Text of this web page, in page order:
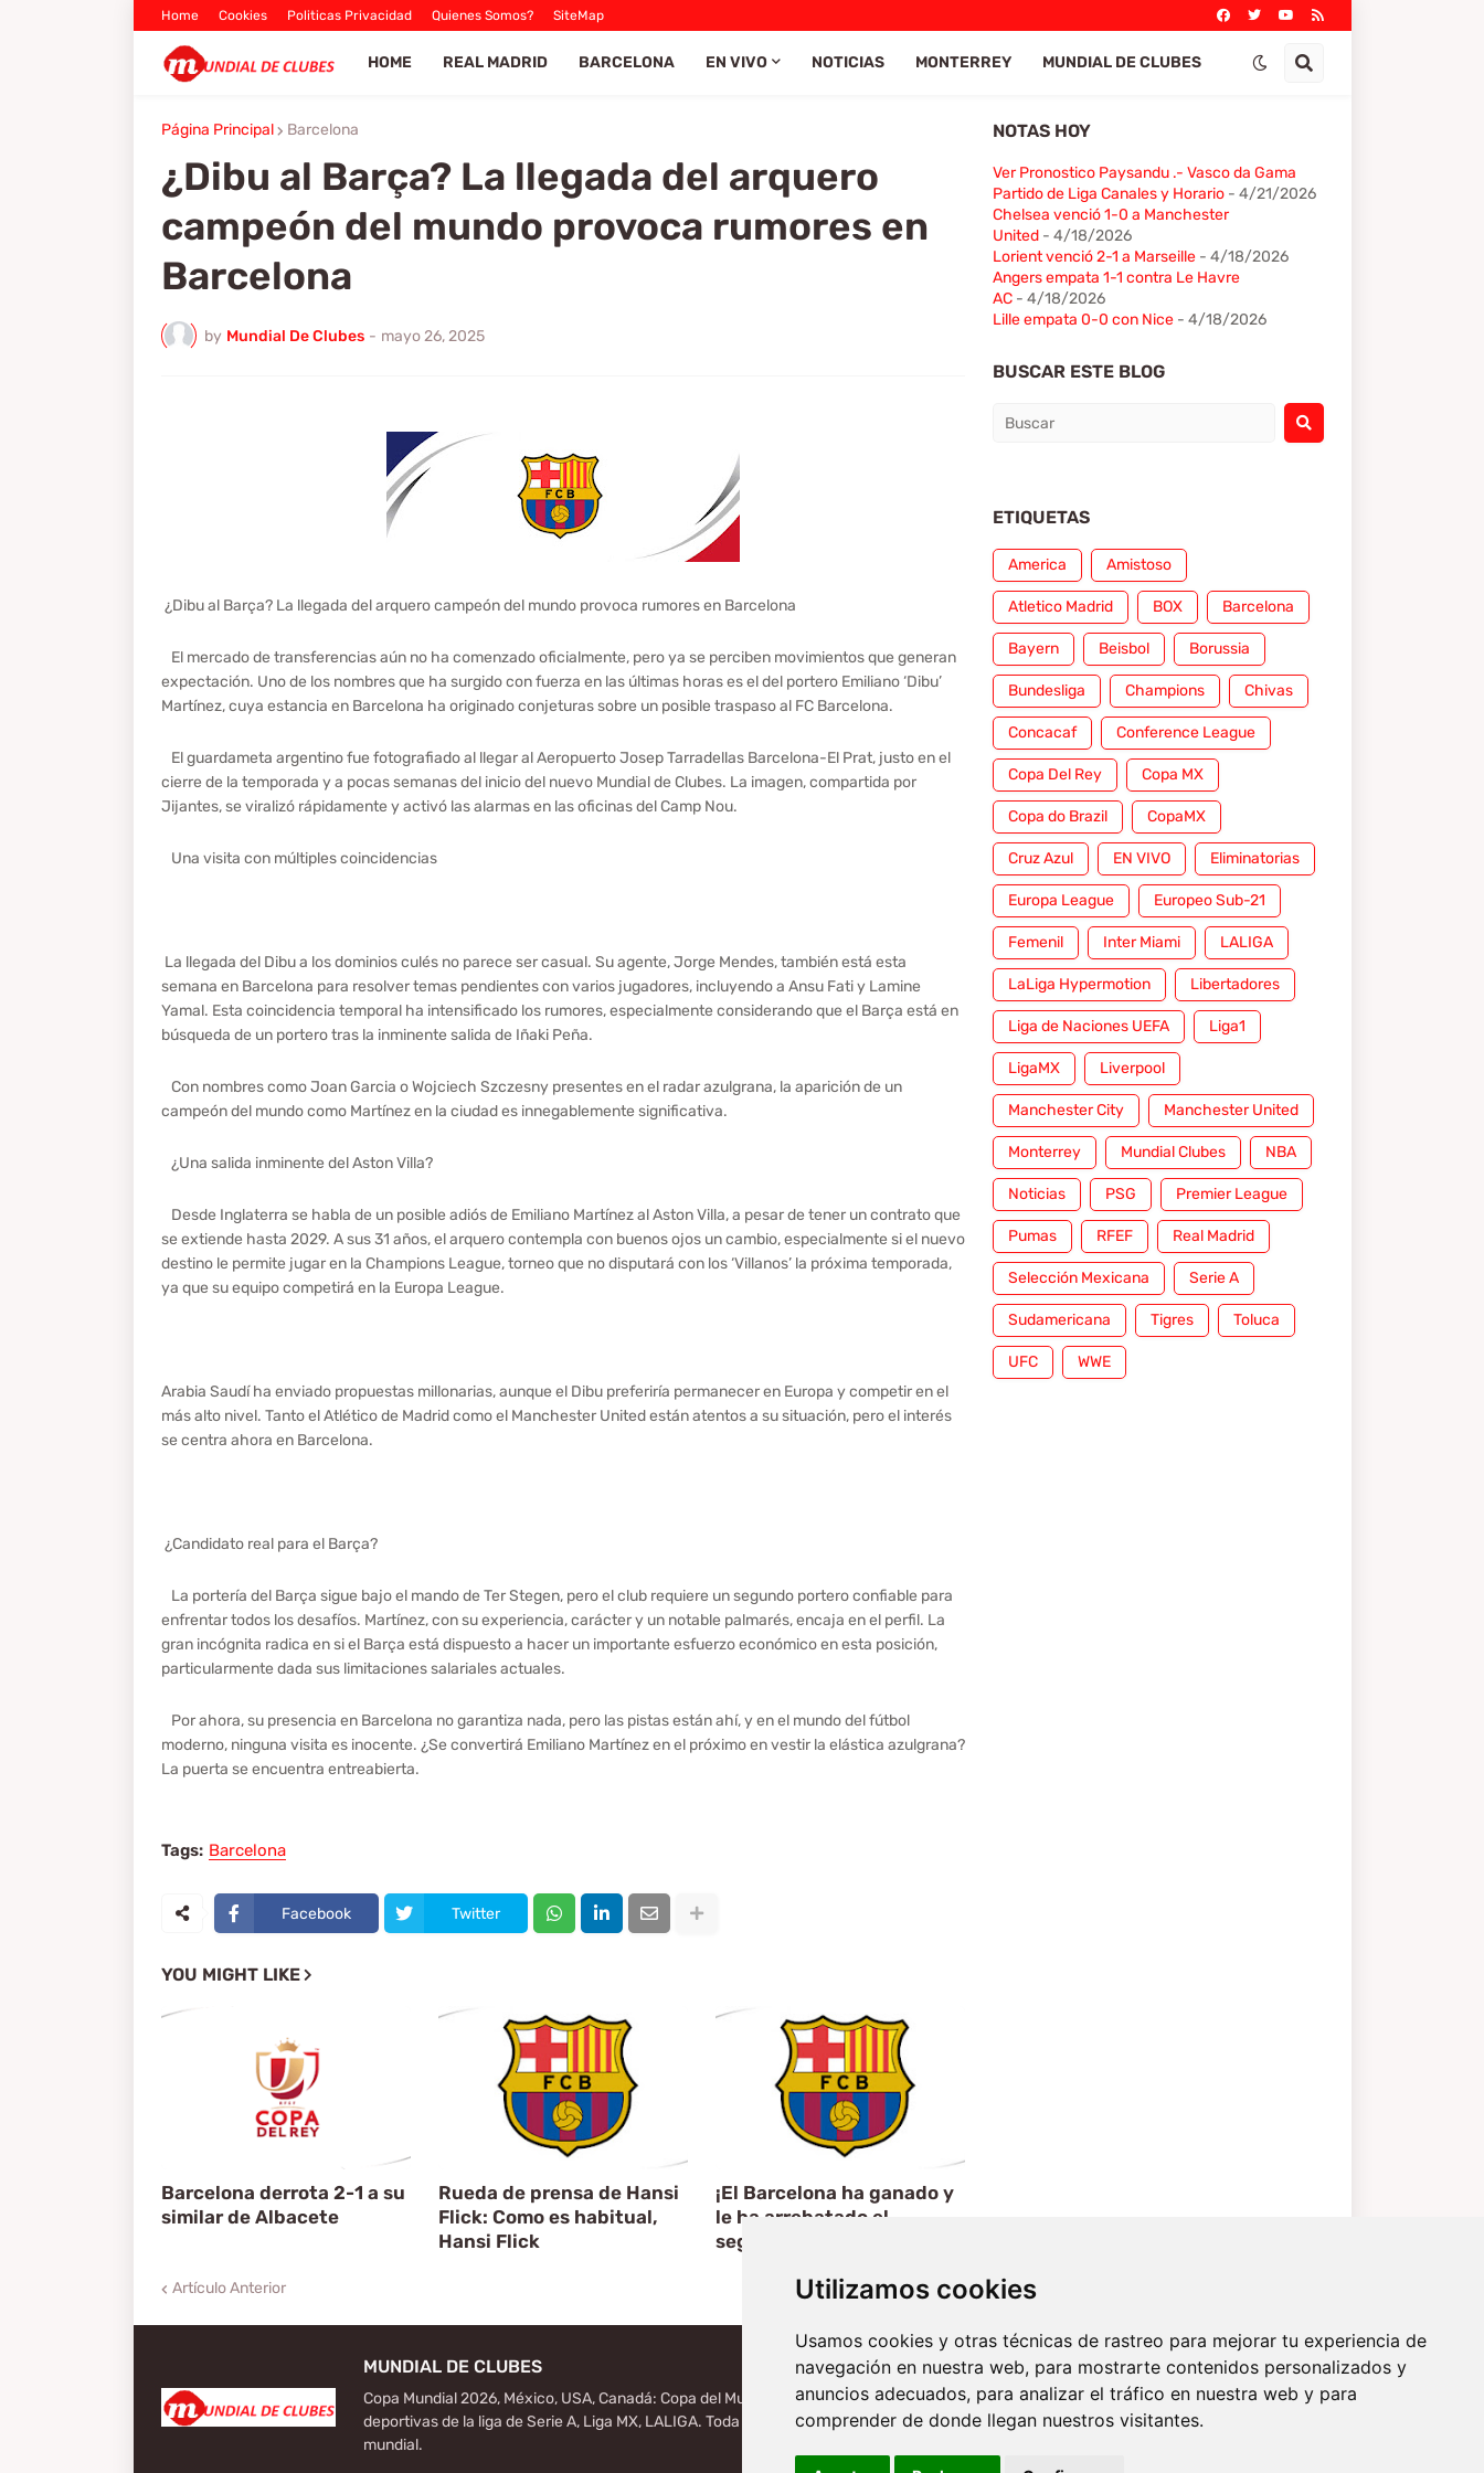
Utilizamos cookies
Usamos cookies y otras técnicas de rastreo para mejorar tu experiencia de
navegación en nuestra web, para mostrarte contenidos personalizados y
anuncios adecuados, para analizar el tráfico en nuestra web y para
comprender de donde llegan nuestros visitantes.
Home Cookies Politicas Privacidad Quienes Somos? SiteMap
HOME REAL MADRID BARCELONA EN VIVO NOTICIAS MONTERREY MUNDIAL DE CLUBES
Página Principal Barcelona
¿Dibu al Barça? La llegada del arquero
campeón del mundo provoca rumores en
Barcelona
by Mundial De Clubes - mayo 26, 2025
¿Dibu al Barça? La llegada del arquero campeón del mundo provoca rumores en Barcelona
El mercado de transferencias aún no ha comenzado oficialmente, pero ya se perciben movimientos que generan
expectación. Uno de los nombres que ha surgido con fuerza en las últimas horas es el del portero Emiliano ‘Dibu’
Martínez, cuya estancia en Barcelona ha originado conjeturas sobre un posible traspaso al FC Barcelona.
El guardameta argentino fue fotografiado al llegar al Aeropuerto Josep Tarradellas Barcelona-El Prat, justo en el
cierre de la temporada y a pocas semanas del inicio del nuevo Mundial de Clubes. La imagen, compartida por
Jijantes, se viralizó rápidamente y activó las alarmas en las oficinas del Camp Nou.
Una visita con múltiples coincidencias
La llegada del Dibu a los dominios culés no parece ser casual. Su agente, Jorge Mendes, también está esta
semana en Barcelona para resolver temas pendientes con varios jugadores, incluyendo a Ansu Fati y Lamine
Yamal. Esta coincidencia temporal ha intensificado los rumores, especialmente considerando que el Barça está en
búsqueda de un portero tras la inminente salida de Iñaki Peña.
Con nombres como Joan Garcia o Wojciech Szczesny presentes en el radar azulgrana, la aparición de un
campeón del mundo como Martínez en la ciudad es innegablemente significativa.
¿Una salida inminente del Aston Villa?
Desde Inglaterra se habla de un posible adiós de Emiliano Martínez al Aston Villa, a pesar de tener un contrato que
se extiende hasta 2029. A sus 31 años, el arquero contempla con buenos ojos un cambio, especialmente si el nuevo
destino le permite jugar en la Champions League, torneo que no disputará con los ‘Villanos’ la próxima temporada,
ya que su equipo competirá en la Europa League.
Arabia Saudí ha enviado propuestas millonarias, aunque el Dibu preferiría permanecer en Europa y competir en el
más alto nivel. Tanto el Atlético de Madrid como el Manchester United están atentos a su situación, pero el interés
se centra ahora en Barcelona.
¿Candidato real para el Barça?
La portería del Barça sigue bajo el mando de Ter Stegen, pero el club requiere un segundo portero confiable para
enfrentar todos los desafíos. Martínez, con su experiencia, carácter y un notable palmarés, encaja en el perfil. La
gran incógnita radica en si el Barça está dispuesto a hacer un importante esfuerzo económico en esta posición,
particularmente dada sus limitaciones salariales actuales.
Por ahora, su presencia en Barcelona no garantiza nada, pero las pistas están ahí, y en el mundo del fútbol
moderno, ninguna visita es inocente. ¿Se convertirá Emiliano Martínez en el próximo en vestir la elástica azulgrana?
La puerta se encuentra entreabierta.
Tags: Barcelona
Facebook Twitter
YOU MIGHT LIKE
Barcelona derrota 2-1 a su
similar de Albacete
Rueda de prensa de Hansi
Flick: Como es habitual,
Hansi Flick
¡El Barcelona ha ganado y
le ha arrebatado el
segundo puesto
Artículo Anterior Artículo Siguiente
NOTAS HOY
Ver Pronostico Paysandu .- Vasco da Gama
Partido de Liga Canales y Horario- 4/21/2026
Chelsea venció 1-0 a Manchester
United- 4/18/2026
Lorient venció 2-1 a Marseille- 4/18/2026
Angers empata 1-1 contra Le Havre
AC- 4/18/2026
Lille empata 0-0 con Nice- 4/18/2026
BUSCAR ESTE BLOG
ETIQUETAS
America Amistoso
Atletico Madrid BOX Barcelona
Bayern Beisbol Borussia
Bundesliga Champions Chivas
Concacaf Conference League
Copa Del Rey Copa MX
Copa do Brazil CopaMX
Cruz Azul EN VIVO Eliminatorias
Europa League Europeo Sub-21
Femenil Inter Miami LALIGA
LaLiga Hypermotion Libertadores
Liga de Naciones UEFA Liga1
LigaMX Liverpool
Manchester City Manchester United
Monterrey Mundial Clubes NBA
Noticias PSG Premier League
Pumas RFEF Real Madrid
Selección Mexicana Serie A
Sudamericana Tigres Toluca
UFC WWE
MUNDIAL DE CLUBES
Copa Mundial 2026, México, USA, Canadá: Copa del Mundo de la FIFA, notas
deportivas de la liga de Serie A, Liga MX, LALIGA. Toda la información del futbol
mundial.